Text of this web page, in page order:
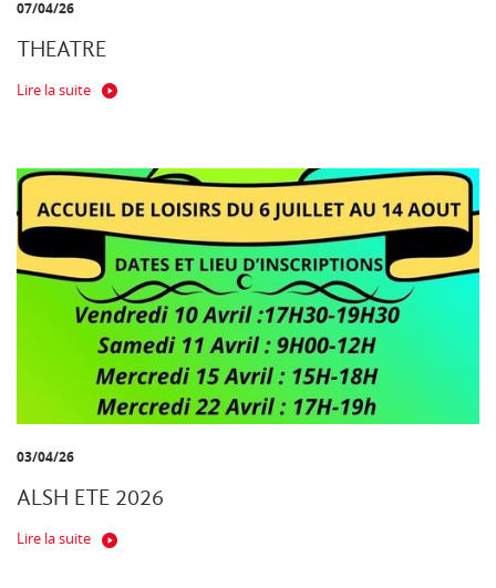
07/04/26
THEATRE
Lire la suite
03/04/26
ALSH ETE 2026
Lire la suite